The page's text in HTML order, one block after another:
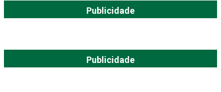
Publicidade
Publicidade